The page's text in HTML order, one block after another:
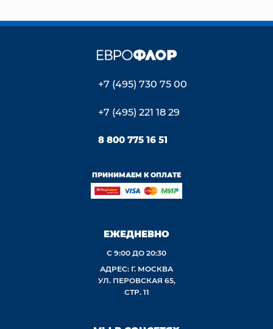
+7 (495) 730 75 00
+7 (495) 221 18 29
8 800 775 16 51
ПРИНИМАЕМ К ОПЛАТЕ
ЕЖЕДНЕВНО
С 9:00 ДО 20:30
АДРЕС: Г. МОСКВА
УЛ. ПЕРОВСКАЯ 65,
СТР. 11